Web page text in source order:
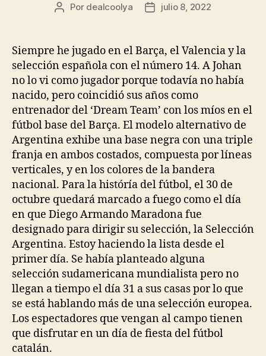
Autor
entrada
Por dealcoolya
Fecha
entrada
julio 8, 2022
Siempre he jugado en el Barça, el Valencia y la
selección española con el número 14. A Johan
no lo vi como jugador porque todavía no había
nacido, pero coincidió sus años como
entrenador del ‘Dream Team’ con los míos en el
fútbol base del Barça. El modelo alternativo de
Argentina exhibe una base negra con una triple
franja en ambos costados, compuesta por líneas
verticales, y en los colores de la bandera
nacional. Para la históría del fútbol, el 30 de
octubre quedará marcado a fuego como el día
en que Diego Armando Maradona fue
designado para dirigir su selección, la Selección
Argentina. Estoy haciendo la lista desde el
primer día. Se había planteado alguna
selección sudamericana mundialista pero no
llegan a tiempo el día 31 a sus casas por lo que
se está hablando más de una selección europea.
Los espectadores que vengan al campo tienen
que disfrutar en un día de fiesta del fútbol
catalán.